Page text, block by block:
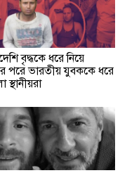
বৃদ্ধকে ধরে নিয়ে
পরে ভারতীয় যুবককে ধরে